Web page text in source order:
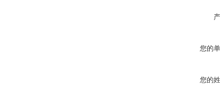
您的
您的